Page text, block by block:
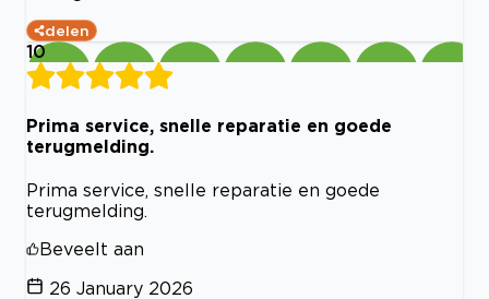
delen
10
Prima service, snelle reparatie en goede
terugmelding.
Prima service, snelle reparatie en goede
terugmelding.
Beveelt aan
26 January 2026